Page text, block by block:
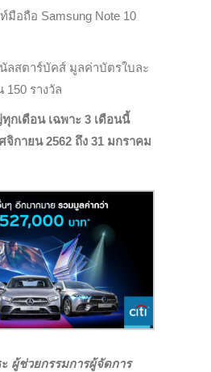
มือถือ Samsung Note 10
ลสตาร์บัคส์ มูลค่าบัตรใบละ
150 รางวัล
กเดือน เฉพาะ 3 เดือนนี้
จิกายน 2562 ถึง 31 มกราคม
ผู้ช่วยกรรมการผู้จัดการ